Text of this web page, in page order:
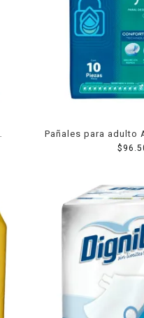
Pañales para adulto
unisex
$